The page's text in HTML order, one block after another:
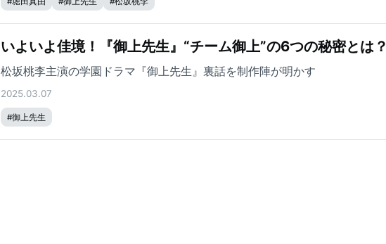
いよいよ佳境！『御上先生』“チーム御上”の6つの秘密とは？
松坂桃李主演の学園ドラマ『御上先生』裏話を制作陣が明かす
2025.03.07
#御上先生